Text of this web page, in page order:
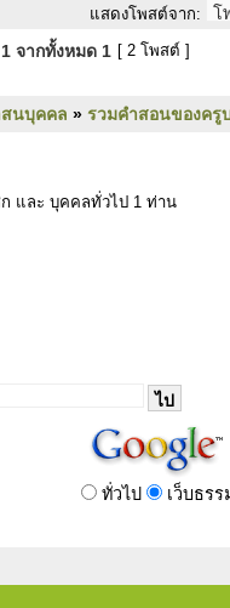
แสดงโพสต์จาก:
1 จากทั้งหมด 1 [ 2 โพสต์ ]
นบุคคล » รวมคำสอนของครู
และ บุคคลทั่วไป 1 ท่าน
ทั่วไป เว็บธรร